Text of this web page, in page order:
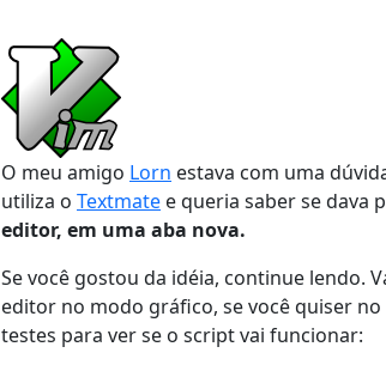
O meu amigo Lorn estava com uma
utiliza o Textmate e queria saber se dava
editor, em uma aba nova.
Se você gostou da idéia, continue lendo.
editor no modo gráfico, se você quiser
testes para ver se o script vai funcionar: